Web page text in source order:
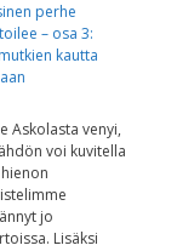
perhe
– osa 3:
kautta
Askolasta venyi,
voi kuvitella
jo
Lisäksi